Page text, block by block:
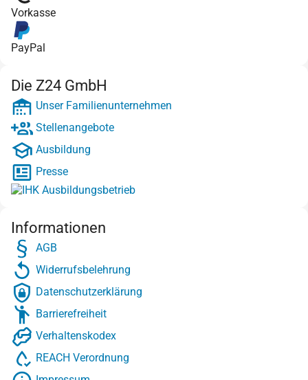
Vorkasse
PayPal
Die Z24 GmbH
Unser Familienunternehmen
Stellenangebote
Ausbildung
Presse
Informationen
AGB
Widerrufsbelehrung
Datenschutzerklärung
Barrierefreiheit
Verhaltenskodex
REACH Verordnung